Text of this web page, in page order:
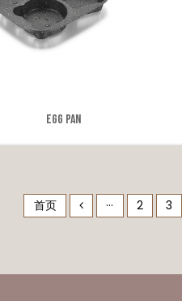
Egg Pan
首页 ··· 2 3